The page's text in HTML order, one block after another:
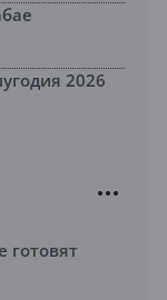
2026
готовят